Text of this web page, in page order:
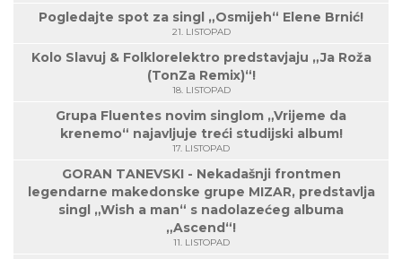
Pogledajte spot za singl „Osmijeh“ Elene Brnić!
21. LISTOPAD
Kolo Slavuj & Folklorelektro predstavjaju „Ja Roža
(TonZa Remix)“!
18. LISTOPAD
Grupa Fluentes novim singlom „Vrijeme da
krenemo“ najavljuje treći studijski album!
17. LISTOPAD
GORAN TANEVSKI - Nekadašnji frontmen
legendarne makedonske grupe MIZAR, predstavlja
singl „Wish a man“ s nadolazećeg albuma
„Ascend“!
11. LISTOPAD